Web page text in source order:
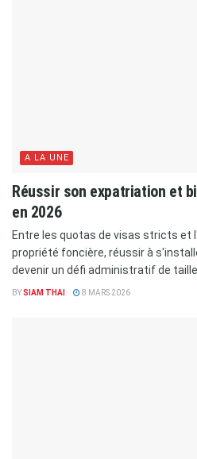
A LA UNE
Réussir son expatriation et
en 2026
Entre les quotas de visas stricts et
propriété foncière, réussir à
devenir un défi administratif de
BYSIAM THAI 8 MARS 2026